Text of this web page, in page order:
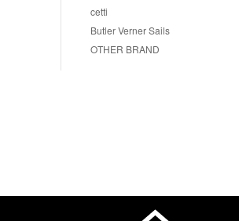
cetti
Butler Verner Sails
OTHER BRAND